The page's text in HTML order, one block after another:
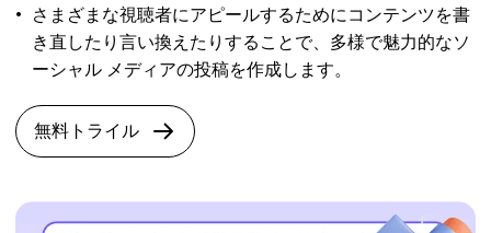
さまざまな視聴者にアピールするためにコンテンツを書
き直したり言い換えたりすることで、多様で魅力的なソ
ーシャル メディアの投稿を作成します。
無料トライル